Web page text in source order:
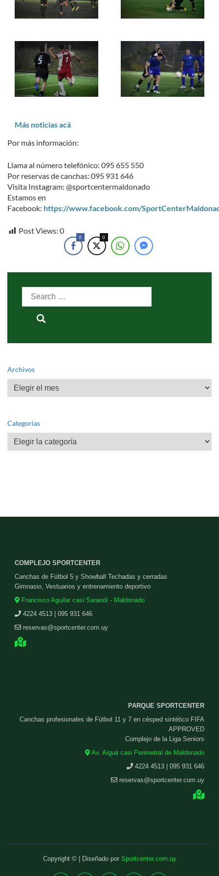
Más noticias acá
Por más información:
Llama al número telefónico: 095 655 550
Por reservas de canchas: 095 931 646
Visita Instagram: @sportcentermaldonado
Estamos en
Facebook: https://www.facebook.com/
Post Views: 0
0 0
Search
for:
Archivos
Archivos
Categorías
Categorías
COMPLEJO SPORTCENTER
Canchas de Fútbol 5 y Showball Techadas y cerradas
Gimnasio, Vestuarios y entrenamiento deportivo
Francisco Aguilar casi Sarandí - Maldonado
4224 4513 | 095 931 646
reservas@sportcenter.com.uy
PARQUE SPORTCENTER
Canchas profesionales de Fútbol 11 y 7 en césped sintético FIFA
APPROVED
Complejo de la Liga Seniors
Av. Aiguá casi Perimetral de Maldonado
4224 4513 | 095 931 646
reservas@sportcenter.com.uy
Copyright © | Diseñado por Sportcenter.com.uy